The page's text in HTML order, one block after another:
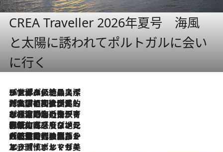
CREA Traveller 2026年夏号 海風
と太陽に誘われてポルトガルに会い
に行く
2026.8.8
リスボンの絶品スイーツ「パステル・デ・ナタ」とは？ポルトガル伝統の奥深い世界へ
2026.7.27
「私の祖国はポルトガル語です」国民的詩人フェルナンド・ペソアと、彼が愛した文学の街を歩く
2026.7.26
ポルトガル近海が育む極上の海の幸。キリリと冷えた白ワインと愉しむ、シーフード専門店の贅沢
2026.7.22
伝統の味をモダンに昇華。高感度な地元客が集う、リスボンの最旬ガストロノミー
2026.7.21
大航海時代の栄華から、震災、独裁、そして革命へ。ポルトガル・首都リスボンの石畳に刻まれた「歴史の光と影」
2026.7.13
エッセイ・ヤマザキマリ「慎ましくも美しき国 ポルトガル」